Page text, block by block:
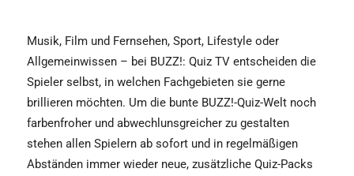
Musik, Film und Fernsehen, Sport, Lifestyle oder
Allgemeinwissen – bei BUZZ!: Quiz TV entscheiden die
Spieler selbst, in welchen Fachgebieten sie gerne
brillieren möchten. Um die bunte BUZZ!-Quiz-Welt noch
farbenfroher und abwechlunsgreicher zu gestalten
stehen allen Spielern ab sofort und in regelmäßigen
Abständen immer wieder neue, zusätzliche Quiz-Packs